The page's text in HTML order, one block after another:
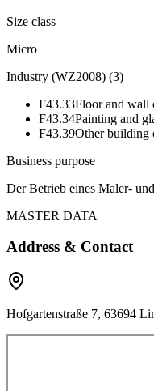
Size class
Micro
Industry (WZ2008) (3)
F43.33Floor and wall
F43.34Painting and
F43.39Other building
Business purpose
Der Betrieb eines Maler-
MASTER DATA
Address & Contact
Hofgartenstraße 7, 63694